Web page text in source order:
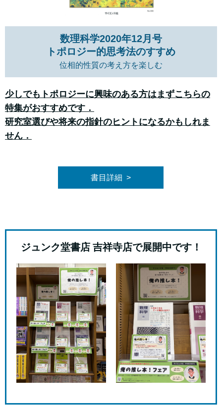
数理科学2020年12月号
トポロジー的思考法のすすめ
位相的性質の考え方を楽しむ
少しでもトポロジーに興味のある方はまずこちらの
特集がおすすめです．
研究室選びや将来の指針のヒントになるかもしれま
せん．
書目詳細
ジュンク堂書店 吉祥寺店で展開中です！